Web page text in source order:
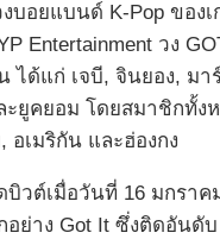
งบอยแบนด์ K-Pop ของ
Entertainment วง
ได้แก่ เจบี, จินยอง, มา
ยูคยอม โดยสมาชิกทั้ง
อเมริกัน และฮ่องกง
ดบิวต์เมื่อวันที่ 16 มกราค
ย่าง Got It ซึ่งติดอันดั